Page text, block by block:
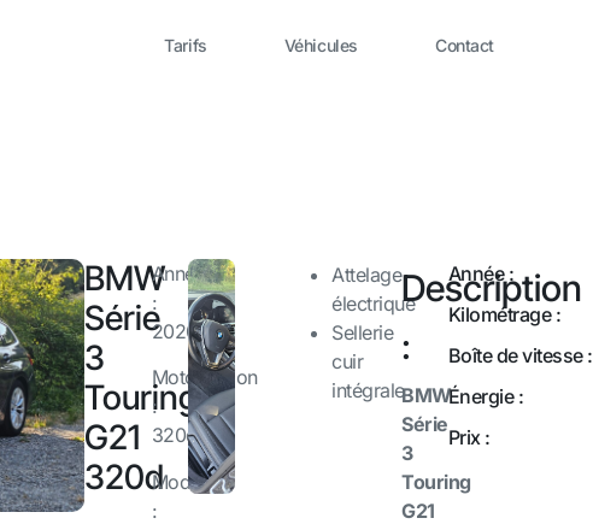
Tarifs Véhicules Contact
BMW
Série
3
Touring
G21
320d
Année
:
2020
Motorisation
:
320d
Modèle
:
Attelage
électrique
Sellerie
cuir
intégrale
Description
:
BMW
Série
3
Touring
G21
Année :
Kilométrage :
Boîte de vitesse :
Énergie :
Prix :